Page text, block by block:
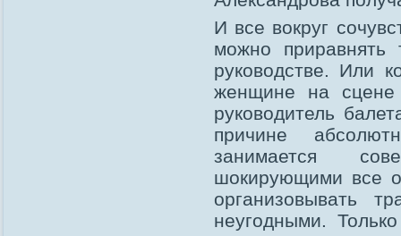
И все вокруг
можно
руководстве. Или
женщине на сцене
руководитель
причине
занимается
шокирующими все
организовывать
неугодными.